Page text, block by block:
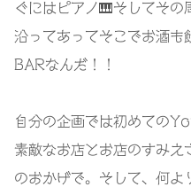
ぐにはピアノ🎹そしてその
沿ってあってそこでお酒も
BARなんだ！！
自分の企画では初めての
素敵なお店とお店のすみえ
のおかげで。そして、何よ